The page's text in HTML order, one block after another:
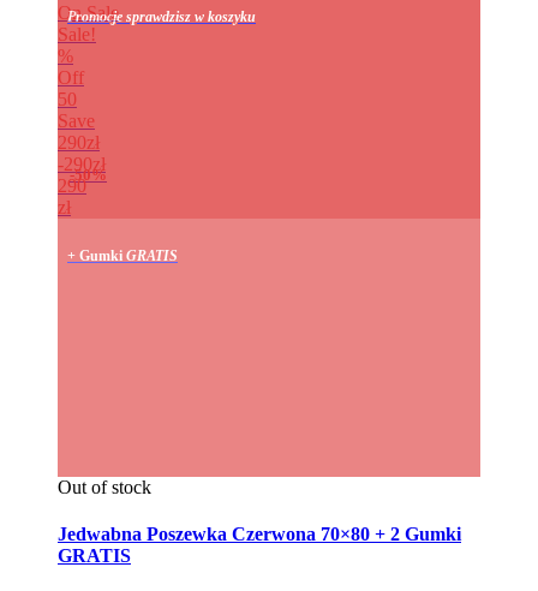
On Sale
Sale!
%
Off
50
Save
290zł
290zł
50%
290
zł
Promocje sprawdzisz w koszyku
+ Gumki GRATIS
Out of stock
Jedwabna Poszewka Czerwona 70×80 + 2 Gumki
GRATIS